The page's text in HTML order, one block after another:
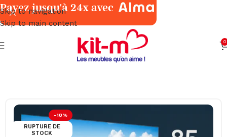
Skip to navigation
Skip to main content
0
TV & Multimédia Téléviseurs & Vidéo-Projecteurs
-18%
RUPTURE DE
STOCK
Payez jusqu'à 24x avec